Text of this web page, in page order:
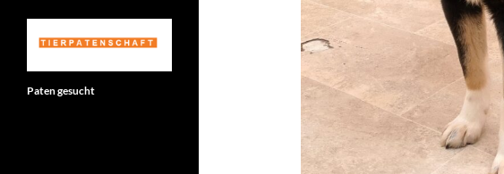
Paten gesucht